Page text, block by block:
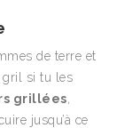
de terre et
gril si tu les
grillées,
jusqu’à ce